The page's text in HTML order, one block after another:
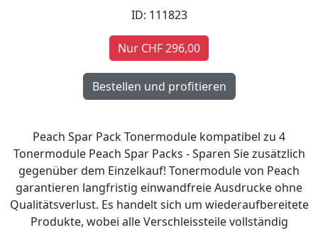
ID: 111823
Nur CHF 296,00
Peach Spar Pack Tonermodule kompatibel zu 4
Tonermodule Peach Spar Packs - Sparen Sie zusätzlich
gegenüber dem Einzelkauf! Tonermodule von Peach
garantieren langfristig einwandfreie Ausdrucke ohne
Qualitätsverlust. Es handelt sich um wiederaufbereitete
Produkte, wobei alle Verschleissteile vollständig